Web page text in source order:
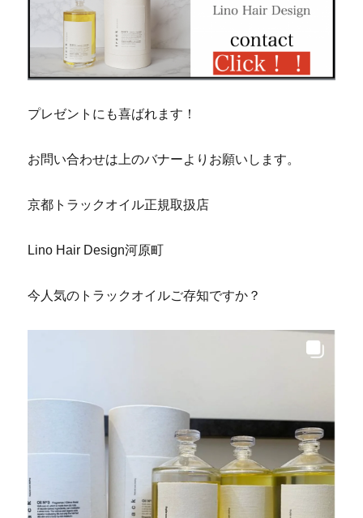
プレゼントにも喜ばれます！
お問い合わせは上のバナーよりお願いします。
京都トラックオイル正規取扱店
Lino Hair Design河原町
今人気のトラックオイルご存知ですか？